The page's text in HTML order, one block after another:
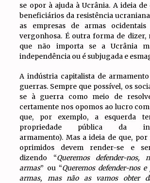
se opor à ajuda à Ucrânia. A ideia
beneficiários da resistência
as empresas de armas
vergonhosa. É outra forma de dizer,
que não importa se a Ucrânia
independência ou é subjugada e
A indústria capitalista de
guerras. Sempre que possível, os
se à guerra como meio de
certamente nos opomos ao lucro
que, por exemplo, a esquerda
propriedade pública da
armamento). Mas a ideia de que, por
oprimidos devem render-se e
dizendo “Queremos defender-nos,
armas” ou “Queremos defender-nos
armas, mas não as vamos obter